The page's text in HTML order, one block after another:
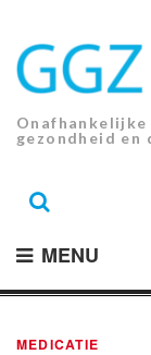
inhoud.
gezondheid en
MENU
MEDICATIE